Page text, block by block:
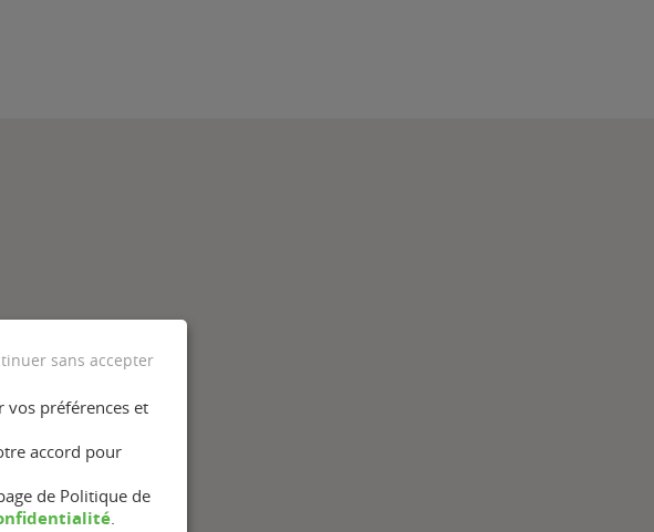
vos préférences et
accord pour
de Politique de
sans accepter